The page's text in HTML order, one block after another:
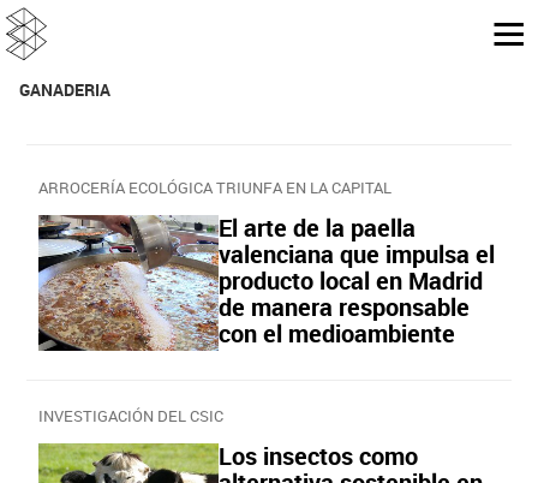
GANADERIA
ARROCERÍA ECOLÓGICA TRIUNFA EN LA CAPITAL
El arte de la paella
valenciana que impulsa el
producto local en Madrid
de manera responsable
con el medioambiente
INVESTIGACIÓN DEL CSIC
Los insectos como